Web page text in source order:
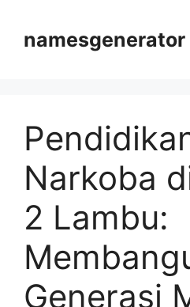
namesgenerator
Narkoba
2 Lambu:
Generasi